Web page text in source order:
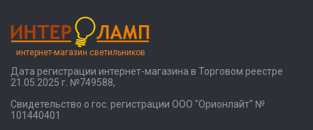
интернет-магазин светильников
Дата регистрации интернет-магазина в Торговом реестре
21.05.2025 г. №749588,
Свидетельство о гос. регистрации ООО "Орионлайт" №
101440401